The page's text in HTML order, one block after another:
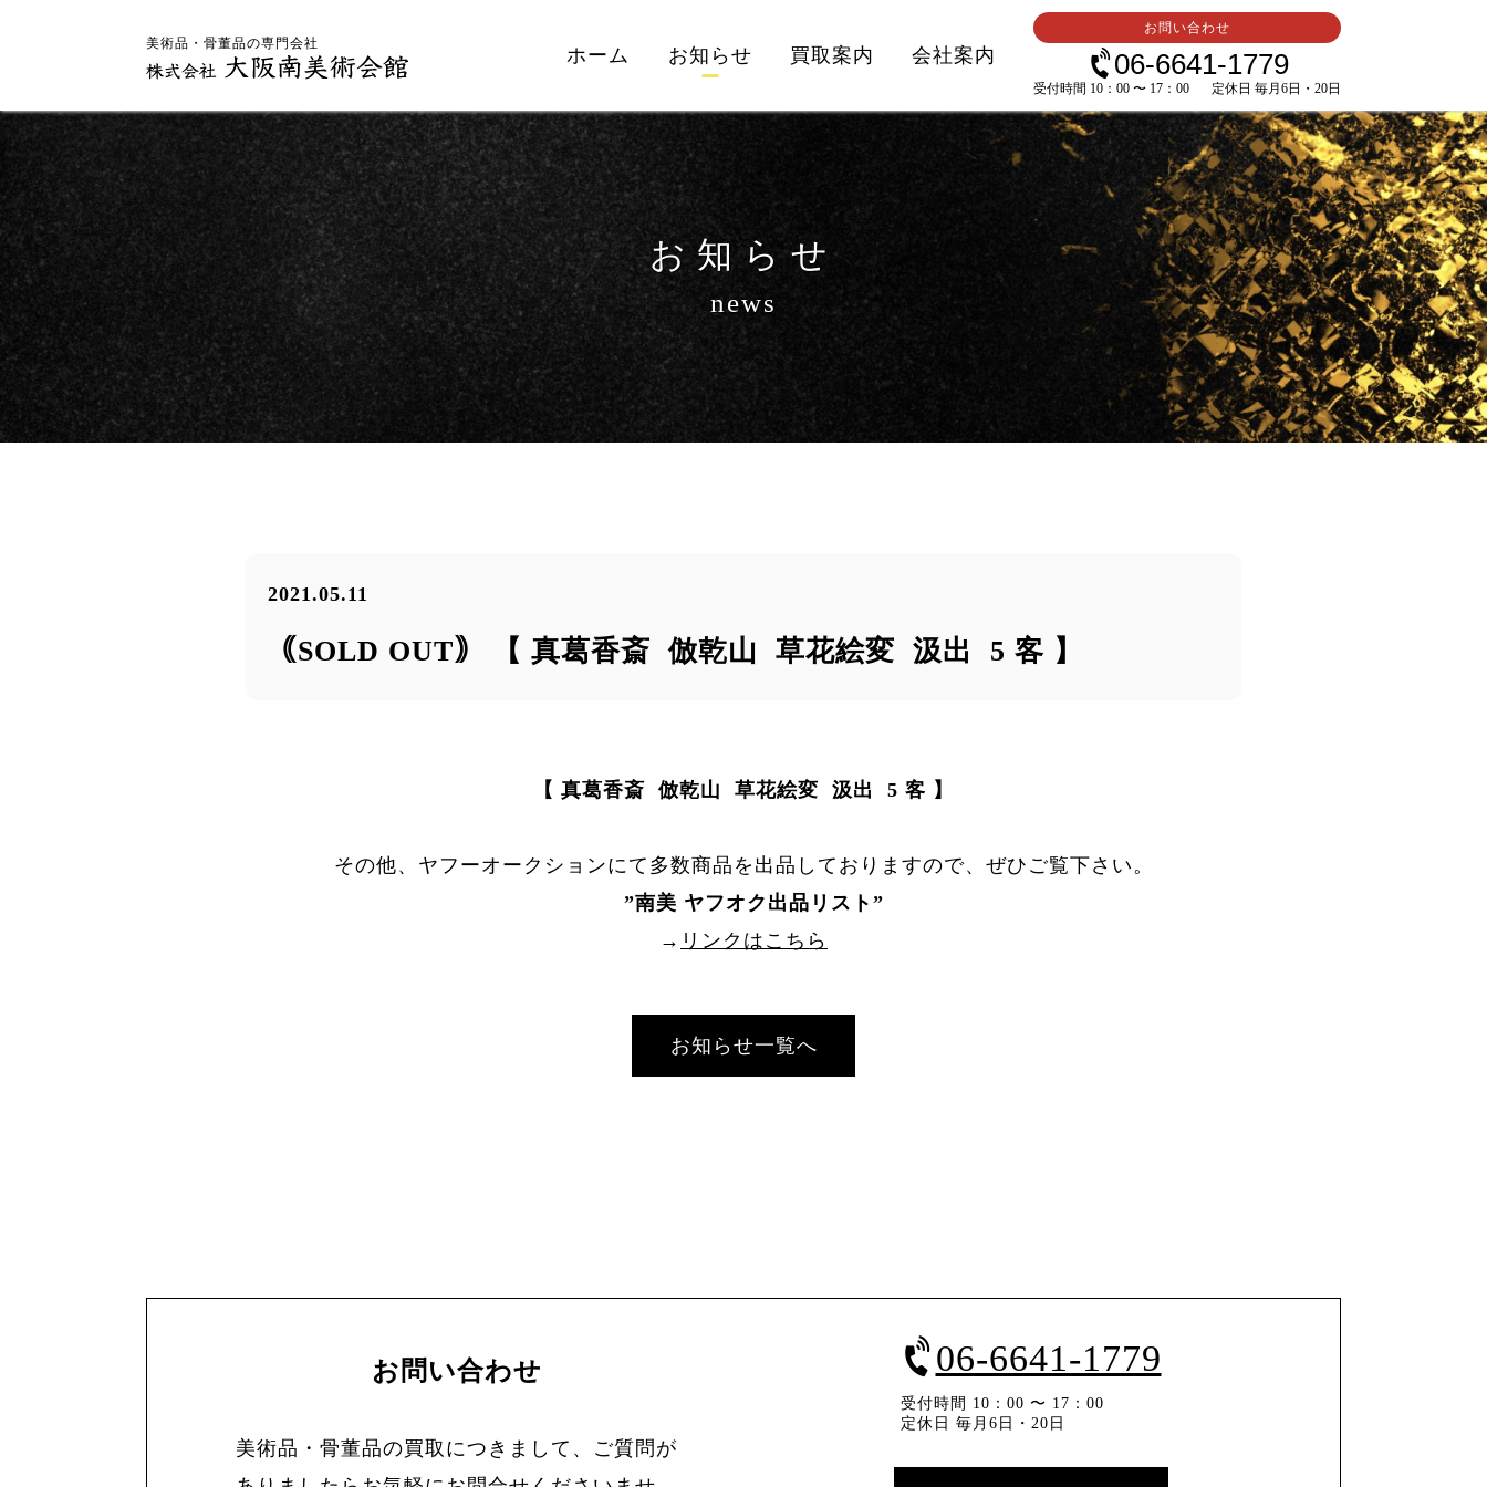
美術品・骨董品の専門会社
ホーム お知らせ 買取案内 会社案内
お問い合わせ
06-6641-1779
受付時間 10：00 〜 17：00 定休日 毎月6日・20日
お知らせ
news
2021.05.11
｟SOLD OUT｠ 【 真葛香斎 倣乾山 草花絵変 汲出 5 客 】
【 真葛香斎 倣乾山 草花絵変 汲出 5 客 】
その他、ヤフーオークションにて多数商品を出品しておりますので、ぜひご覧下さい。
”南美 ヤフオク出品リスト ”
→ リンクはこちら
お知らせ一覧へ
お問い合わせ
美術品・骨董品の買取につきまして、ご質問が
06-6641-1779
受付時間 10：00 〜 17：00
定休日 毎月6日・20日